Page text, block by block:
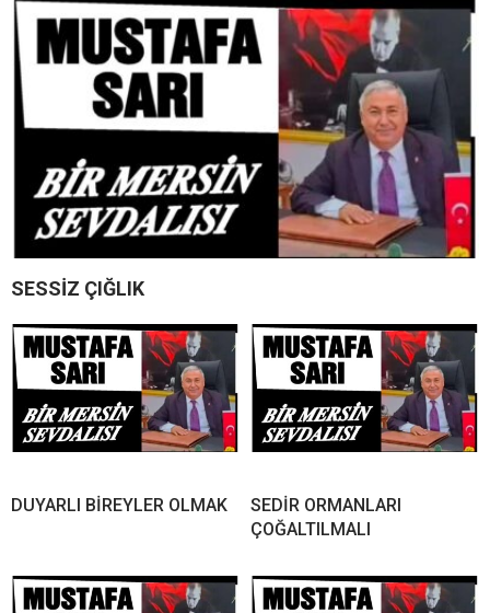
SESSİZ ÇIĞLIK
DUYARLI BİREYLER OLMAK
SEDİR ORMANLARI
ÇOĞALTILMALI